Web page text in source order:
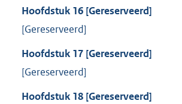
Hoofdstuk 16 [Gereserveerd]
[Gereserveerd]
Hoofdstuk 17 [Gereserveerd]
[Gereserveerd]
Hoofdstuk 18 [Gereserveerd]